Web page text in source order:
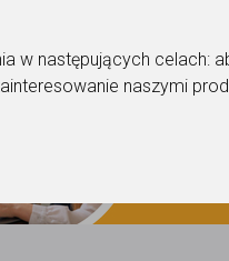
w następujących celach:
naszymi